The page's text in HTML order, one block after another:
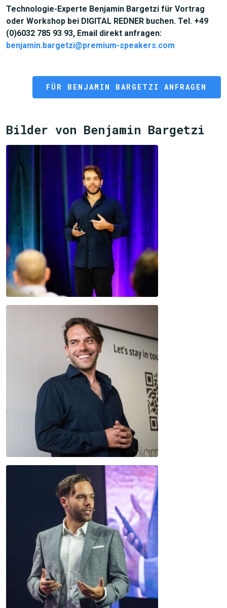
Technologie-Experte Benjamin Bargetzi für Vortrag
oder Workshop bei DIGITAL REDNER buchen. Tel. +49
(0)6032 785 93 93, Email direkt anfragen:
benjamin.bargetzi@premium-speakers.com
FÜR BENJAMIN BARGETZI ANFRAGEN
Bilder von Benjamin Bargetzi